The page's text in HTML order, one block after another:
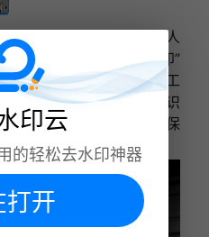
它提供了多种去除多余人
软件并选择“图片去水印”
着你可以通过简单的画笔工
的人物。水印云的智能识
位并去除这些物体，同时保
印云
的轻松去水印神器
打开